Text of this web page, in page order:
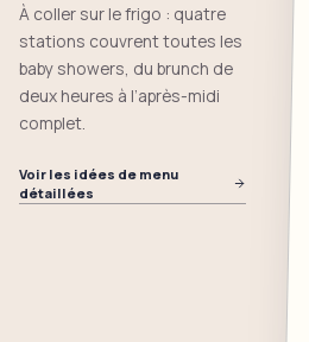
À coller sur le frigo : quatre
stations couvrent toutes les
baby showers, du brunch de
deux heures à l’après-midi
complet.
Voir les idées de menu
détaillées